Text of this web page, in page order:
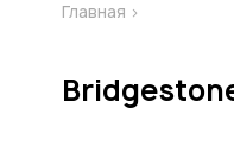
Главная >